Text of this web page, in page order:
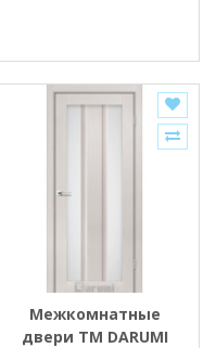
Межкомнатные
двери ТМ DARUMI